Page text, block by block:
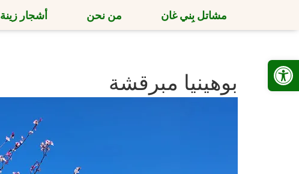
Open toolbar
مشاتل بِني غان من نحن أشجار زينة
بوهينيا مبرقشة